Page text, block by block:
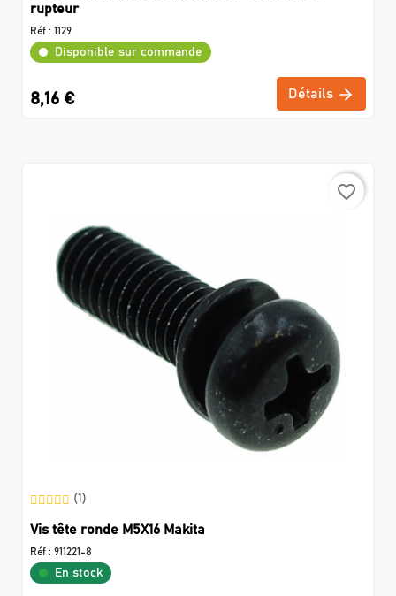
rupteur
Réf : 1129
Disponible sur commande
8,16 € Détails
favorite_border
(1)
Vis tête ronde M5X16 Makita
Réf : 911221-8
En stock